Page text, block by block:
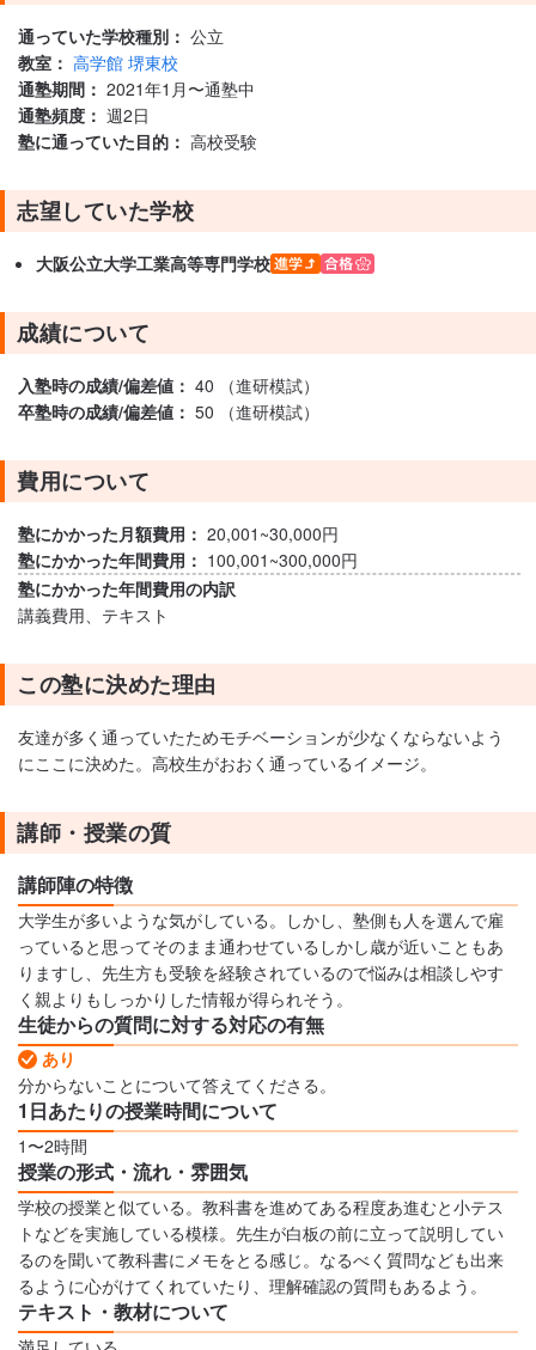
通っていた学校種別： 公立
教室： 高学館 堺東校
通塾期間： 2021年1月〜通塾中
通塾頻度： 週2日
塾に通っていた目的： 高校受験
志望していた学校
大阪公立大学工業高等専門学校
成績について
入塾時の成績/偏差値： 40 （進研模試）
卒塾時の成績/偏差値： 50 （進研模試）
費用について
塾にかかった月額費用： 20,001~30,000円
塾にかかった年間費用： 100,001~300,000円
塾にかかった年間費用の内訳
講義費用、テキスト
この塾に決めた理由
友達が多く通っていたためモチベーションが少なくならないよう
にここに決めた。高校生がおおく通っているイメージ。
講師・授業の質
講師陣の特徴
大学生が多いような気がしている。しかし、塾側も人を選んで雇
っていると思ってそのまま通わせているしかし歳が近いこともあ
りますし、先生方も受験を経験されているので悩みは相談しやす
く親よりもしっかりした情報が得られそう。
生徒からの質問に対する対応の有無
あり
分からないことについて答えてくださる。
1日あたりの授業時間について
1〜2時間
授業の形式・流れ・雰囲気
学校の授業と似ている。教科書を進めてある程度あ進むと小テス
トなどを実施している模様。先生が白板の前に立って説明してい
るのを聞いて教科書にメモをとる感じ。なるべく質問なども出来
るように心がけてくれていたり、理解確認の質問もあるよう。
テキスト・教材について